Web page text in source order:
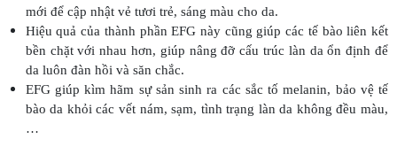
mới để cập nhật vẻ tươi trẻ, sáng màu cho da.
Hiệu quả của thành phần EFG này cũng giúp các tế bào liên kết
bền chặt với nhau hơn, giúp nâng đỡ cấu trúc làn da ổn định để
da luôn đàn hồi và săn chắc.
EFG giúp kìm hãm sự sản sinh ra các sắc tố melanin, bảo vệ tế
bào da khỏi các vết nám, sạm, tình trạng làn da không đều màu,
…